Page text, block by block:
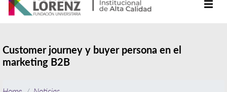
Customer journey y buyer persona en el
marketing B2B